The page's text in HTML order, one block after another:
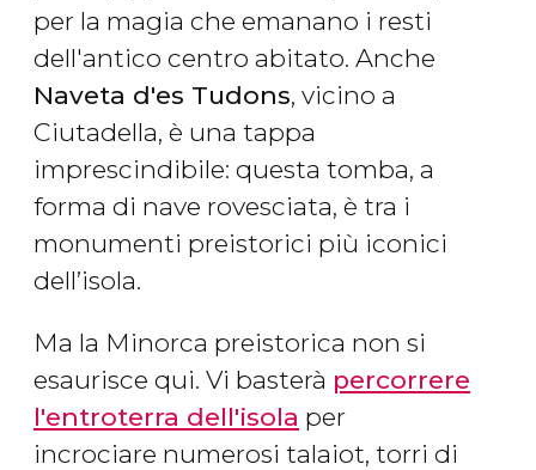
per la magia che emanano i resti
dell'antico centro abitato. Anche
Naveta d'es Tudons, vicino a
Ciutadella, è una tappa
imprescindibile: questa tomba, a
forma di nave rovesciata, è tra i
monumenti preistorici più iconici
dell’isola.
Ma la Minorca preistorica non si
esaurisce qui. Vi basterà percorrere
l'entroterra dell'isola per
incrociare numerosi talaiot, torri di